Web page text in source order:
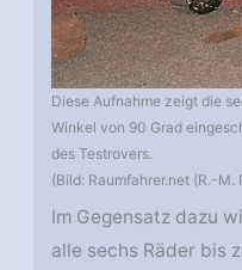
Diese Aufnahme zeigt die
Winkel von 90 Grad
des Testrovers.
(Bild: Raumfahrer.net (R.-M.
Im Gegensatz dazu
alle sechs Räder bis